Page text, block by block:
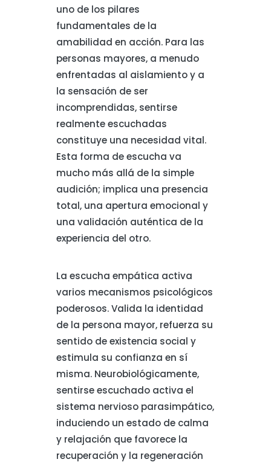
uno de los pilares
fundamentales de la
amabilidad en acción. Para las
personas mayores, a menudo
enfrentadas al aislamiento y a
la sensación de ser
incomprendidas, sentirse
realmente escuchadas
constituye una necesidad vital.
Esta forma de escucha va
mucho más allá de la simple
audición; implica una presencia
total, una apertura emocional y
una validación auténtica de la
experiencia del otro.
La escucha empática activa
varios mecanismos psicológicos
poderosos. Valida la identidad
de la persona mayor, refuerza su
sentido de existencia social y
estimula su confianza en sí
misma. Neurobiológicamente,
sentirse escuchado activa el
sistema nervioso parasimpático,
induciendo un estado de calma
y relajación que favorece la
recuperación y la regeneración